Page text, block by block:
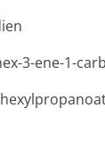
3-ene-1-